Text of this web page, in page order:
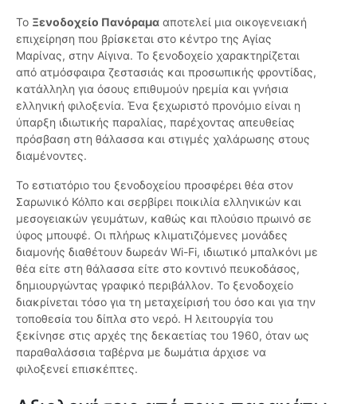
Το Ξενοδοχείο Πανόραμα αποτελεί μια οικογενειακή
επιχείρηση που βρίσκεται στο κέντρο της Αγίας
Μαρίνας, στην Αίγινα. Το ξενοδοχείο χαρακτηρίζεται
από ατμόσφαιρα ζεστασιάς και προσωπικής φροντίδας,
κατάλληλη για όσους επιθυμούν ηρεμία και γνήσια
ελληνική φιλοξενία. Ένα ξεχωριστό προνόμιο είναι η
ύπαρξη ιδιωτικής παραλίας, παρέχοντας απευθείας
πρόσβαση στη θάλασσα και στιγμές χαλάρωσης στους
διαμένοντες.
Το εστιατόριο του ξενοδοχείου προσφέρει θέα στον
Σαρωνικό Κόλπο και σερβίρει ποικιλία ελληνικών και
μεσογειακών γευμάτων, καθώς και πλούσιο πρωινό σε
ύφος μπουφέ. Οι πλήρως κλιματιζόμενες μονάδες
διαμονής διαθέτουν δωρεάν Wi-Fi, ιδιωτικό μπαλκόνι με
θέα είτε στη θάλασσα είτε στο κοντινό πευκοδάσος,
δημιουργώντας γραφικό περιβάλλον. Το ξενοδοχείο
διακρίνεται τόσο για τη μεταχείρισή του όσο και για την
τοποθεσία του δίπλα στο νερό. Η λειτουργία του
ξεκίνησε στις αρχές της δεκαετίας του 1960, όταν ως
παραθαλάσσια ταβέρνα με δωμάτια άρχισε να
φιλοξενεί επισκέπτες.